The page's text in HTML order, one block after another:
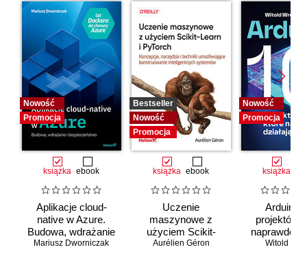
Nowość
Promocja
książka ebook
Aplikacje cloud-
native w Azure.
Budowa, wdrażanie
i bezpieczeństwo
Mariusz Dworniczak
Bestseller
Nowość
Promocja
książka ebook
Uczenie
maszynowe z
użyciem Scikit-
Learn i PyTorch.
Aurélien Géron
Nowość
Promocja
książka
Arduino.
projektów,
naprawdę
Witold